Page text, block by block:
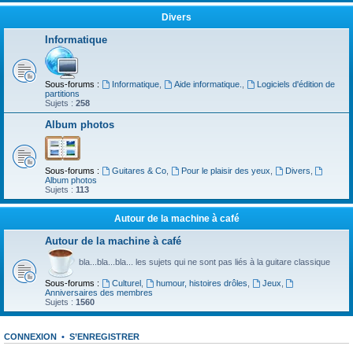
Divers
Informatique
Sous-forums : Informatique, Aide informatique.
Logiciels d'édition de
partitions
Sujets : 258
Album photos
Sous-forums : Guitares & Co, Pour le plaisir des yeux Divers
Album photos
Sujets : 113
Autour de la machine à café
Autour de la machine à café
bla...bla...bla... les sujets qui ne sont pas liés à la guitare classique
Sous-forums : Culturel, humour, histoires drôles Jeux
Anniversaires des membres
Sujets : 1560
CONNEXION • S’ENREGISTRER